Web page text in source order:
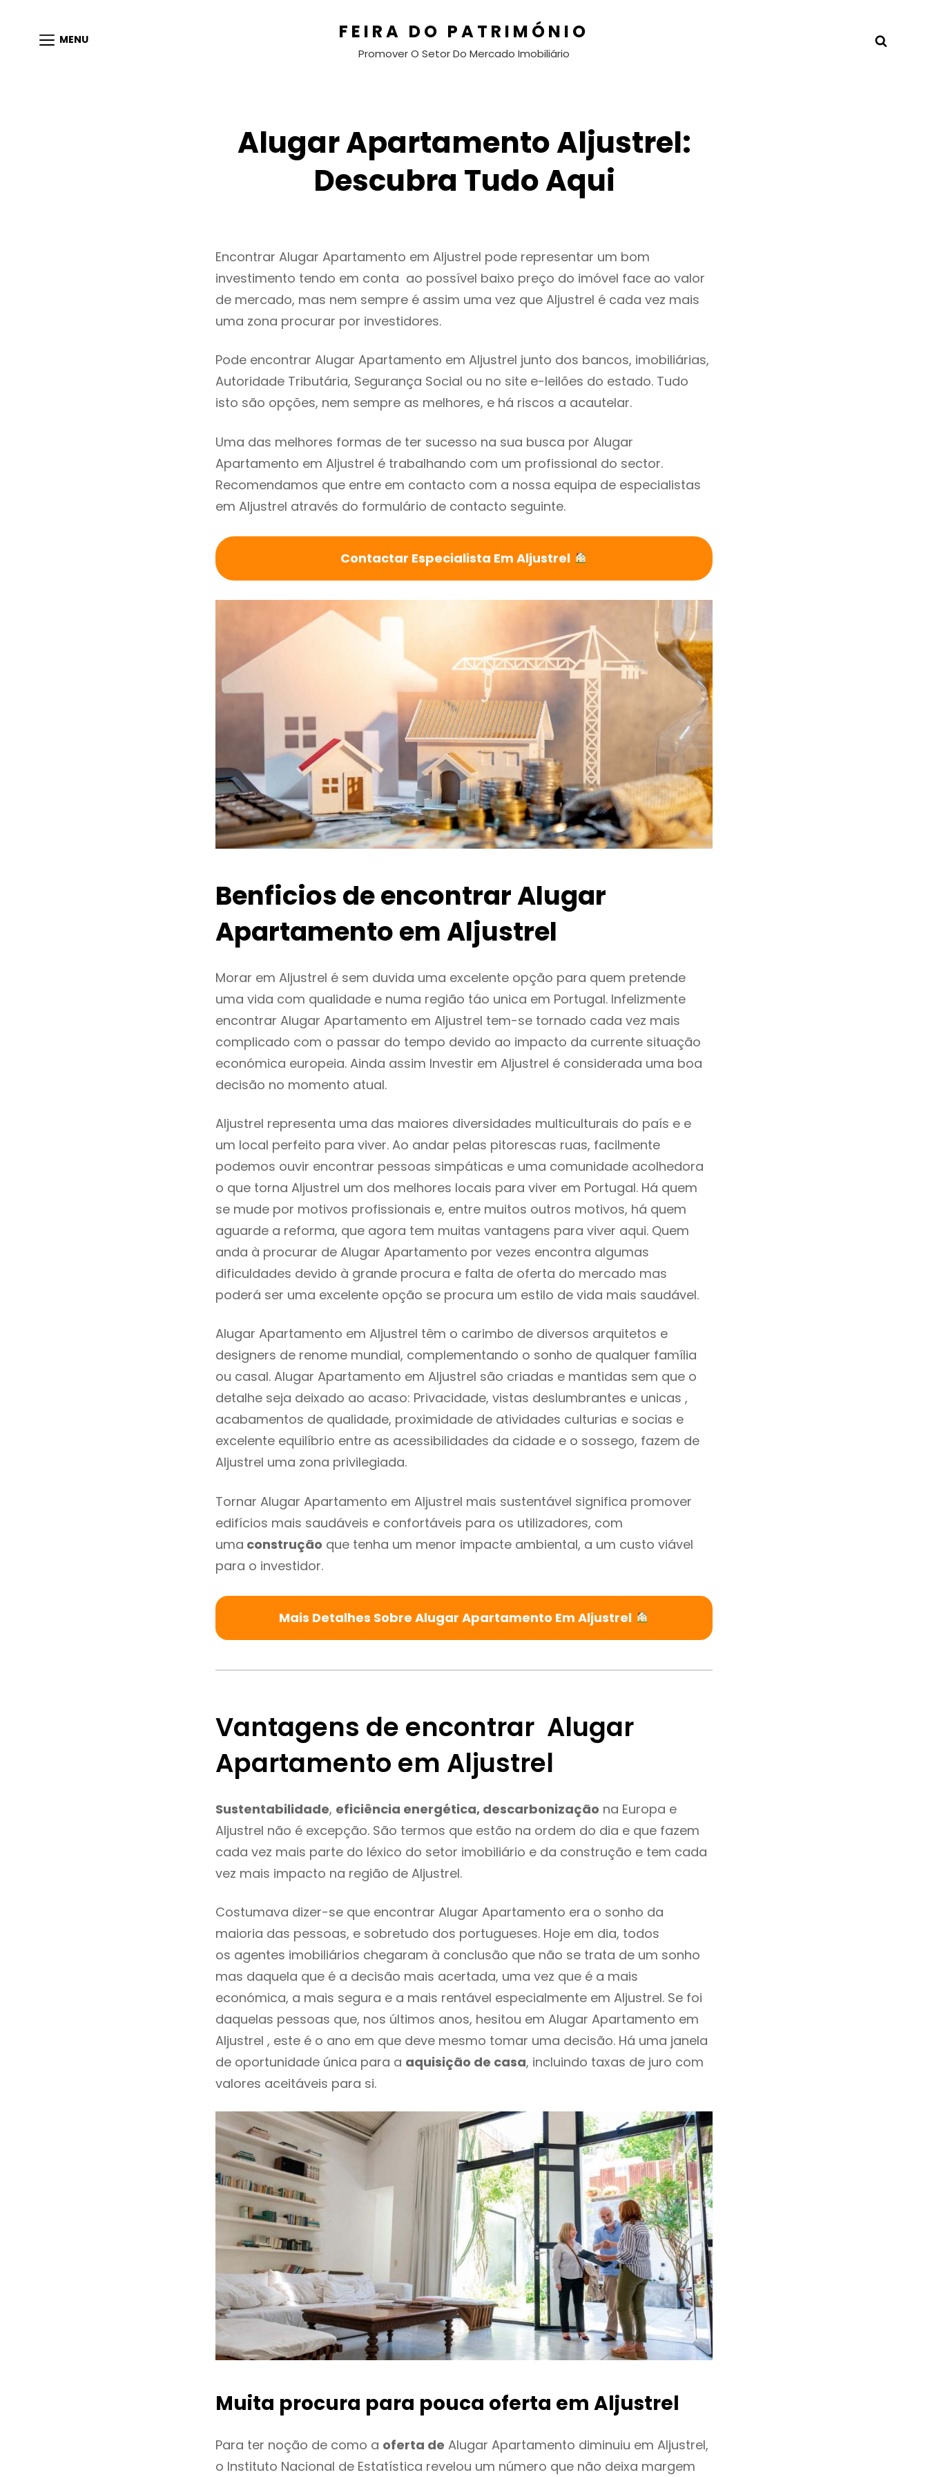
MENU FEIRA DO PATRIMÓNIO
Promover O Setor Do Mercado Imobiliário
Alugar Apartamento Aljustrel:
Descubra Tudo Aqui
Encontrar Alugar Apartamento em Aljustrel pode representar um bom
investimento tendo em conta ao possível baixo preço do imóvel face ao valor
de mercado, mas nem sempre é assim uma vez que Aljustrel é cada vez mais
uma zona procurar por investidores.
Pode encontrar Alugar Apartamento em Aljustrel junto dos bancos, imobiliárias,
Autoridade Tributária, Segurança Social ou no site e-leilões do estado. Tudo
isto são opções, nem sempre as melhores, e há riscos a acautelar.
Uma das melhores formas de ter sucesso na sua busca por Alugar
Apartamento em Aljustrel é trabalhando com um profissional do sector.
Recomendamos que entre em contacto com a nossa equipa de especialistas
em Aljustrel através do formulário de contacto seguinte.
Contactar Especialista Em Aljustrel
Benficios de encontrar Alugar
Apartamento em Aljustrel
Morar em Aljustrel é sem duvida uma excelente opção para quem pretende
uma vida com qualidade e numa região táo unica em Portugal. Infelizmente
encontrar Alugar Apartamento em Aljustrel tem-se tornado cada vez mais
complicado com o passar do tempo devido ao impacto da currente situação
económica europeia. Ainda assim Investir em Aljustrel é considerada uma boa
decisão no momento atual.
Aljustrel representa uma das maiores diversidades multiculturais do país e e
um local perfeito para viver. Ao andar pelas pitorescas ruas, facilmente
podemos ouvir encontrar pessoas simpáticas e uma comunidade acolhedora
o que torna Aljustrel um dos melhores locais para viver em Portugal. Há quem
se mude por motivos profissionais e, entre muitos outros motivos, há quem
aguarde a reforma, que agora tem muitas vantagens para viver aqui. Quem
anda à procurar de Alugar Apartamento por vezes encontra algumas
dificuldades devido à grande procura e falta de oferta do mercado mas
poderá ser uma excelente opção se procura um estilo de vida mais saudável.
Alugar Apartamento em Aljustrel têm o carimbo de diversos arquitetos e
designers de renome mundial, complementando o sonho de qualquer família
ou casal. Alugar Apartamento em Aljustrel são criadas e mantidas sem que o
detalhe seja deixado ao acaso: Privacidade, vistas deslumbrantes e unicas ,
acabamentos de qualidade, proximidade de atividades culturias e socias e
excelente equilíbrio entre as acessibilidades da cidade e o sossego, fazem de
Aljustrel uma zona privilegiada.
Tornar Alugar Apartamento em Aljustrel mais sustentável significa promover
edifícios mais saudáveis e confortáveis para os utilizadores, com
uma construção que tenha um menor impacte ambiental, a um custo viável
para o investidor.
Mais Detalhes Sobre Alugar Apartamento Em Aljustrel
Vantagens de encontrar Alugar
Apartamento em Aljustrel
Sustentabilidade, eficiência energética, descarbonização na Europa e
Aljustrel não é excepção. São termos que estão na ordem do dia e que fazem
cada vez mais parte do léxico do setor imobiliário e da construção e tem cada
vez mais impacto na região de Aljustrel.
Costumava dizer-se que encontrar Alugar Apartamento era o sonho da
maioria das pessoas, e sobretudo dos portugueses. Hoje em dia, todos
os agentes imobiliários chegaram à conclusão que não se trata de um sonho
mas daquela que é a decisão mais acertada, uma vez que é a mais
económica, a mais segura e a mais rentável especialmente em Aljustrel. Se foi
daquelas pessoas que, nos últimos anos, hesitou em Alugar Apartamento em
Aljustrel , este é o ano em que deve mesmo tomar uma decisão. Há uma janela
de oportunidade única para a aquisição de casa, incluindo taxas de juro com
valores aceitáveis para si.
Muita procura para pouca oferta em Aljustrel
Para ter noção de como a oferta de Alugar Apartamento diminuiu em Aljustrel,
o Instituto Nacional de Estatística revelou um número que não deixa margem